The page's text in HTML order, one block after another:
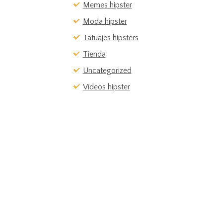
Memes hipster
Moda hipster
Tatuajes hipsters
Tienda
Uncategorized
Vídeos hipster